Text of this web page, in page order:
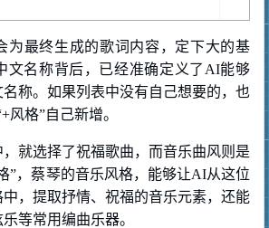
为最终生成的歌词内容，定下大的基
文名称背后，已经准确定义了AI能够
称。如果列表中没有自己想要的，也
风格”自己新增。
就选择了祝福歌曲，而音乐曲风则是
”，蔡琴的音乐风格，能够让AI从这位
，提取抒情、祝福的音乐元素，还能
等常用编曲乐器。